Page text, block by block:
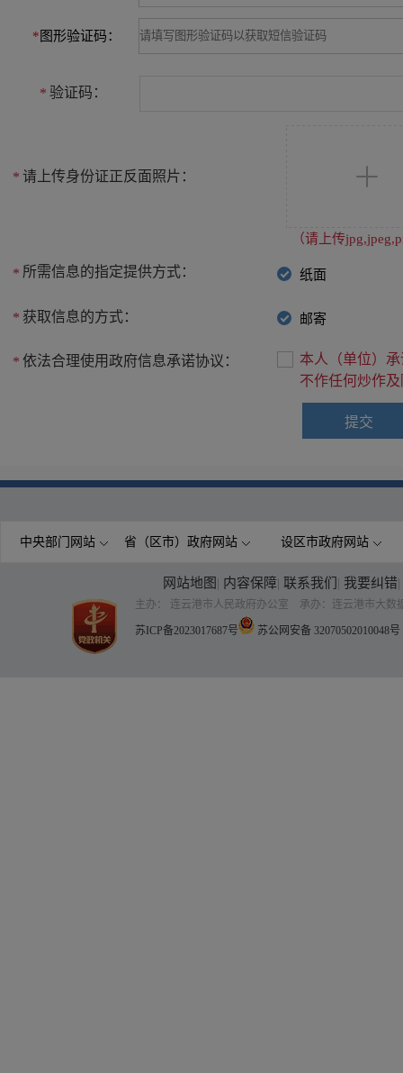
* 图形验证码：
* 验证码：
* 请上传身份证正反面照片：
（请上传
* 所需信息的指定提供方式： 纸面
* 获取信息的方式： 邮寄
* 依法合理使用政府信息承诺协议：
本人（单位）
不作任何炒作
中央部门网站 省（区市）政府网站 设区市政府网站
网站地图 | 内容保障| 联系我们 | 我要纠错|
主办： 连云港市人民政府办公室 承办：连云港市大数
苏ICP备2023017687号 苏公网安备 32070502010048号